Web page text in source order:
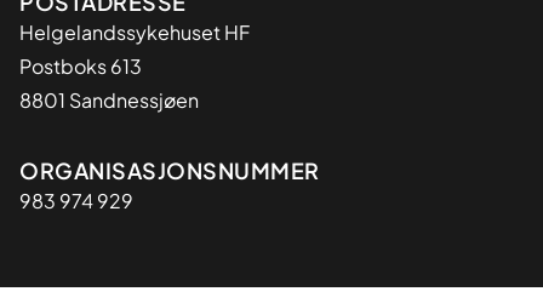
Helgelandssykehuset HF
Postboks 613
8801 Sandnessjøen
Organisasjon
ORGANISASJONSNUMMER
983 974 929